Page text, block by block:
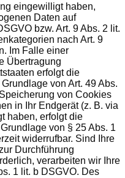
eingewilligt haben,
Daten auf
bzw. Art. 9 Abs. 2 lit.
nach Art. 9
Im Falle einer
Übertragung
erfolgt die
von Art. 49 Abs.
von Cookies
in Ihr Endgerät (z. B. via
haben, erfolgt die
von § 25 Abs. 1
widerrufbar. Sind Ihre
Durchführung
verarbeiten wir Ihre
1 lit. b DSGVO. Des